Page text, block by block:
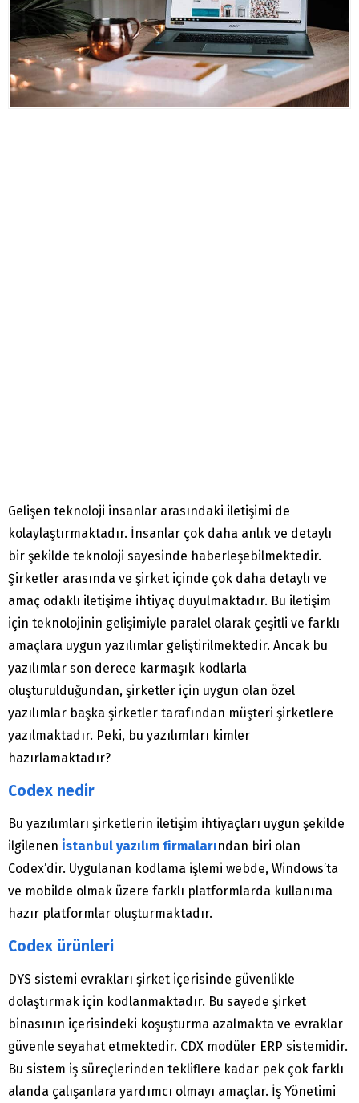
Gelişen teknoloji insanlar arasındaki iletişimi de
kolaylaştırmaktadır. İnsanlar çok daha anlık ve detaylı
bir şekilde teknoloji sayesinde haberleşebilmektedir.
Şirketler arasında ve şirket içinde çok daha detaylı ve
amaç odaklı iletişime ihtiyaç duyulmaktadır. Bu iletişim
için teknolojinin gelişimiyle paralel olarak çeşitli ve farklı
amaçlara uygun yazılımlar geliştirilmektedir. Ancak bu
yazılımlar son derece karmaşık kodlarla
oluşturulduğundan, şirketler için uygun olan özel
yazılımlar başka şirketler tarafından müşteri şirketlere
yazılmaktadır. Peki, bu yazılımları kimler
hazırlamaktadır?
Codex nedir
Bu yazılımları şirketlerin iletişim ihtiyaçları uygun şekilde
ilgilenen İstanbul yazılım firmalarından biri olan
Codex’dir. Uygulanan kodlama işlemi webde, Windows’ta
ve mobilde olmak üzere farklı platformlarda kullanıma
hazır platformlar oluşturmaktadır.
Codex ürünleri
DYS sistemi evrakları şirket içerisinde güvenlikle
dolaştırmak için kodlanmaktadır. Bu sayede şirket
binasının içerisindeki koşuşturma azalmakta ve evraklar
güvenle seyahat etmektedir. CDX modüler ERP sistemidir.
Bu sistem iş süreçlerinden tekliflere kadar pek çok farklı
alanda çalışanlara yardımcı olmayı amaçlar. İş Yönetimi